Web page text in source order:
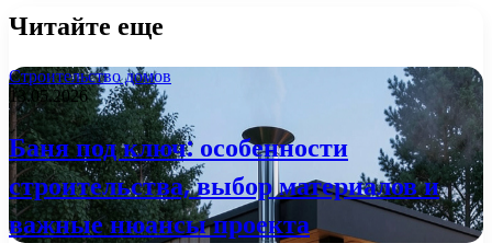
Читайте еще
Строительство домов
13.05.2026
Баня под ключ: особенности
строительства, выбор материалов и
важные нюансы проекта